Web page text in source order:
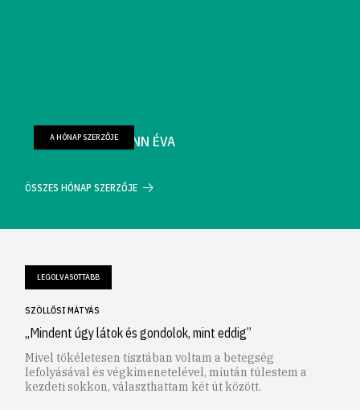
FARKAS WELLMANN ÉVA
A HÓNAP SZERZŐJE
ÖSSZES HÓNAP SZERZŐJE
LEGOLVASOTTABB
SZÖLLŐSI MÁTYÁS
„Mindent úgy látok és gondolok, mint eddig”
Mivel tökéletesen tisztában voltam a betegség
lefolyásával és végkimenetelével, miután túlestem a
kezdeti sokkon, választhattam két út között.